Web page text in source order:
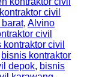
civil
, Alvino
civil
kontraktor civil
bisnis kontraktor
depok, bisnis